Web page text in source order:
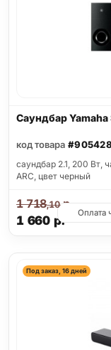
Саундбар Yamaha
код товара
саундбар 2.1, 200 Вт,
ARC, цвет черный
1 660 р.
1 718,10р.
Оплата
Под заказ, 16 дней